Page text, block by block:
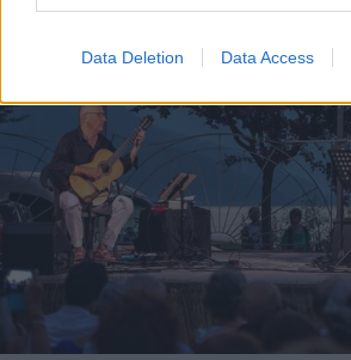
Data Deletion Data Access